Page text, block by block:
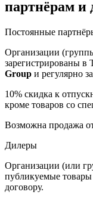
партнёрам и
Постоянные
Организации
зарегистрированы в
Group и регулярно
10% скидка к
кроме товаров со
Возможна продажа
Дилеры
Организации (или
публикуемые
договору.